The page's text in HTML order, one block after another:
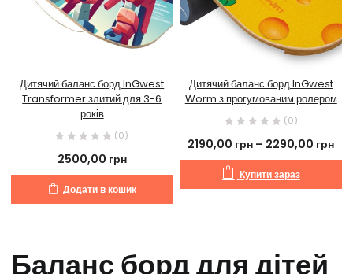
Дитячий баланс борд InGwest
Transformer злитий для 3-6
років
(0)
2500,00 грн
Додати в кошик
Дитячий баланс борд InGwest
Worm з прогумованим ролером
(0)
2190,00 грн – 2290,00 грн
Купити зараз
Баланс борд для дітей